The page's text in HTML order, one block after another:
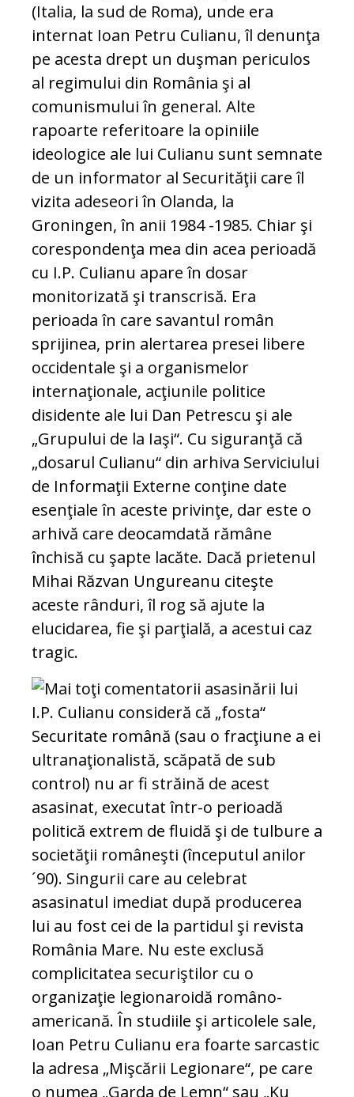
(Italia, la sud de Roma), unde era
internat Ioan Petru Culianu, îl denunţa
pe acesta drept un duşman periculos
al regimului din România şi al
comunismului în general. Alte
rapoarte referitoare la opiniile
ideologice ale lui Culianu sunt semnate
de un informator al Securităţii care îl
vizita adeseori în Olanda, la
Groningen, în anii 1984 -1985. Chiar şi
corespondenţa mea din acea perioadă
cu I.P. Culianu apare în dosar
monitorizată şi transcrisă. Era
perioada în care savantul român
sprijinea, prin alertarea presei libere
occidentale şi a organismelor
internaţionale, acţiunile politice
disidente ale lui Dan Petrescu şi ale
„Grupului de la Iaşi“. Cu siguranţă că
„dosarul Culianu“ din arhiva Serviciului
de Informaţii Externe conţine date
esenţiale în aceste privinţe, dar este o
arhivă care deocamdată rămâne
închisă cu şapte lacăte. Dacă prietenul
Mihai Răzvan Ungureanu citeşte
aceste rânduri, îl rog să ajute la
elucidarea, fie şi parţială, a acestui caz
tragic.
Mai toţi comentatorii asasinării lui
I.P. Culianu consideră că „fosta“
Securitate română (sau o fracţiune a ei
ultranaţionalistă, scăpată de sub
control) nu ar fi străină de acest
asasinat, executat într-o perioadă
politică extrem de fluidă şi de tulbure a
societăţii româneşti (începutul anilor
´90). Singurii care au celebrat
asasinatul imediat după producerea
lui au fost cei de la partidul şi revista
România Mare. Nu este exclusă
complicitatea securiştilor cu o
organizaţie legionaroidă româno-
americană. În studiile şi articolele sale,
Ioan Petru Culianu era foarte sarcastic
la adresa „Mişcării Legionare“, pe care
o numea „Garda de Lemn“ sau „Ku